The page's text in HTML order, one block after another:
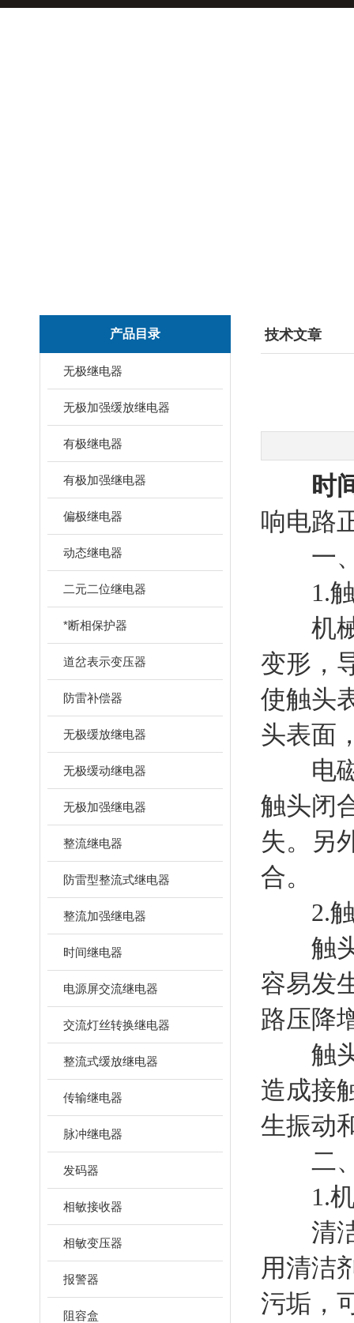
产品目录
无极继电器
无极加强缓放继电器
有极继电器
有极加强继电器
偏极继电器
动态继电器
二元二位继电器
*断相保护器
道岔表示变压器
防雷补偿器
无极缓放继电器
无极缓动继电器
无极加强继电器
整流继电器
防雷型整流式继电器
整流加强继电器
时间继电器
电源屏交流继电器
交流灯丝转换继电器
整流式缓放继电器
传输继电器
脉冲继电器
发码器
相敏接收器
相敏变压器
报警器
阻容盒
技术文章
时
响电路
一、
1.触
机械
变形，
使触头
头表面
电磁
触头闭
失。另
合。
2.触
触头
容易发
路压降
触头
造成接
生振动
二、
1.机
清洁
用清洁
污垢，